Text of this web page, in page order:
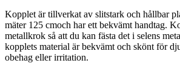
Kopplet är tillverkat av slitstark och hållbar
mäter 125 cmoch har ett bekvämt handtag.
metallkrok så att du kan fästa det i selens
kopplets material är bekvämt och skönt för
obehag eller irritation.